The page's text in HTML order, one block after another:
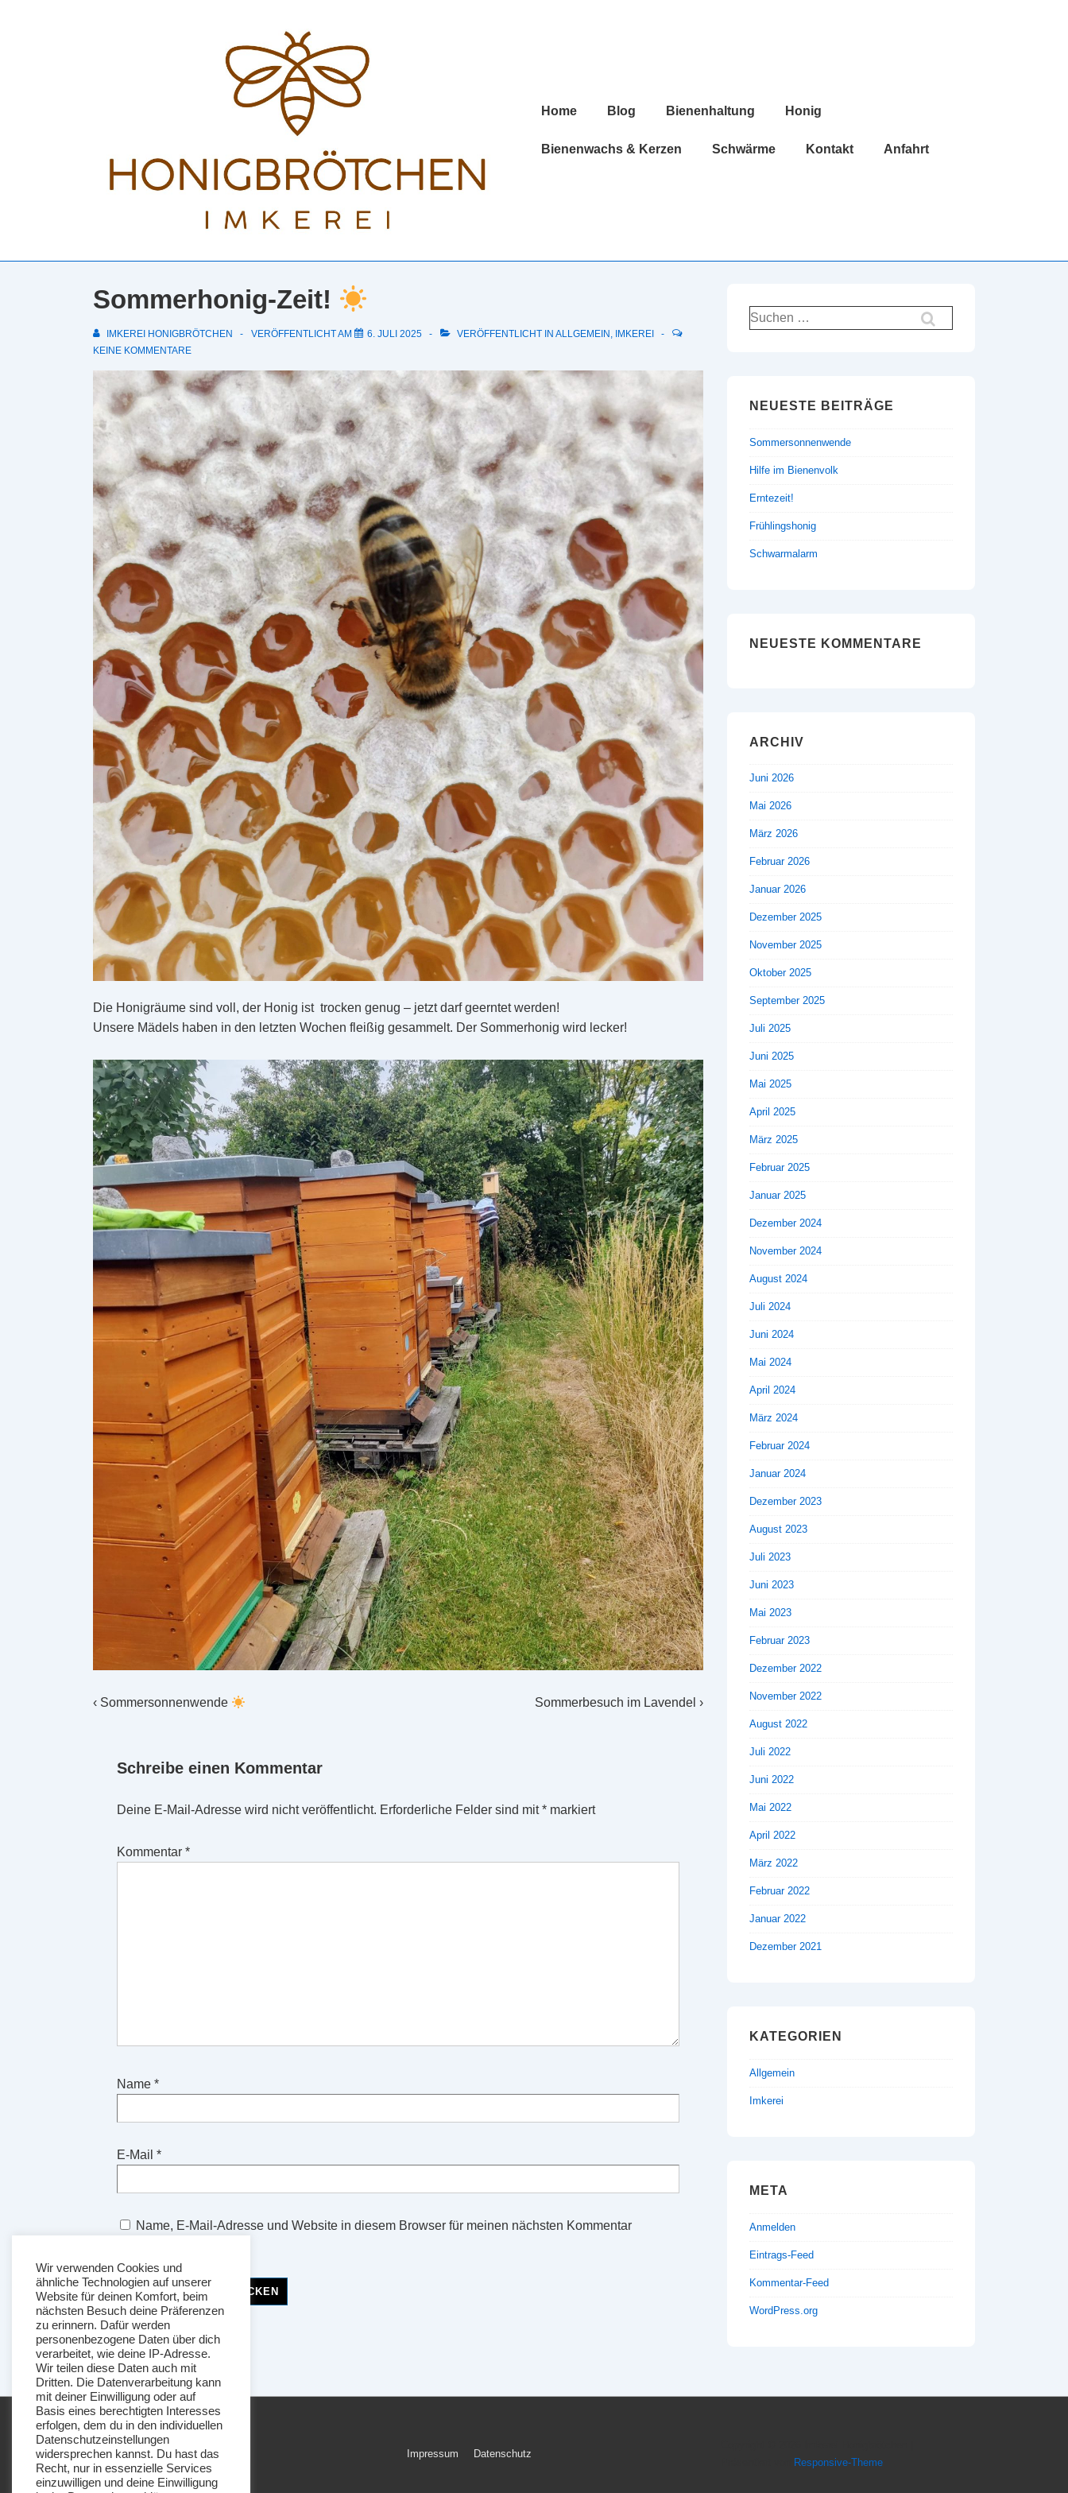
Home Blog Bienenhaltung Honig
Bienenwachs & Kerzen Schwärme Kontakt Anfahrt
Sommerhonig-Zeit!
IMKEREI HONIGBRÖTCHEN VERÖFFENTLICHT AM 6. JULI 2025 VERÖFFENTLICHT IN ALLGEMEIN , IMKEREI
KEINE KOMMENTARE
Die Honigräume sind voll, der Honig ist trocken genug – jetzt darf geerntet werden!
Unsere Mädels haben in den letzten Wochen fleißig gesammelt. Der Sommerhonig wird lecker!
Beitragsnavigation
Vorheriger
‹ Sommersonnenwende
Nächster
Sommerbesuch im Lavendel ›
Schreibe einen Kommentar
Deine E-Mail-Adresse wird nicht veröffentlicht. Erforderliche Felder sind mit* markiert
Kommentar *
Name *
E-Mail *
Name, E-Mail-Adresse und Website in diesem Browser für meinen nächsten Kommentar
Suchen
nach:
NEUESTE BEITRÄGE
Sommersonnenwende
Hilfe im Bienenvolk
Erntezeit!
Frühlingshonig
Schwarmalarm
NEUESTE KOMMENTARE
ARCHIV
Juni 2026
Mai 2026
März 2026
Februar 2026
Januar 2026
Dezember 2025
November 2025
Oktober 2025
September 2025
Juli 2025
Juni 2025
Mai 2025
April 2025
März 2025
Februar 2025
Januar 2025
Dezember 2024
November 2024
August 2024
Juli 2024
Juni 2024
Mai 2024
April 2024
März 2024
Februar 2024
Januar 2024
Dezember 2023
August 2023
Juli 2023
Juni 2023
Mai 2023
Februar 2023
Dezember 2022
November 2022
August 2022
Juli 2022
Juni 2022
Mai 2022
April 2022
März 2022
Februar 2022
Januar 2022
Dezember 2021
KATEGORIEN
Allgemein
Imkerei
META
Anmelden
Eintrags-Feed
Kommentar-Feed
WordPress.org
Footer-
Impressum Datenschutz
Responsive-Theme
Wir verwenden Cookies und
ähnliche Technologien auf unserer
Website für deinen Komfort, beim
nächsten Besuch deine Präferenzen
zu erinnern. Dafür werden
personenbezogene Daten über dich
verarbeitet, wie deine IP-Adresse.
Wir teilen diese Daten auch mit
Dritten. Die Datenverarbeitung kann
mit deiner Einwilligung oder auf
Basis eines berechtigten Interesses
erfolgen, dem du in den individuellen
Datenschutzeinstellungen
widersprechen kannst. Du hast das
Recht, nur in essenzielle Services
einzuwilligen und deine Einwilligung